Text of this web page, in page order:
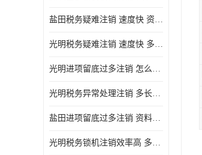
盐田税务疑难注销 速度快 资料清单 光明公司正常清算注销批发
光明税务疑难注销 速度快 多长时间处理好 沙井公司不经营了注销厂家批发
光明进项留底过多注销 怎么配合 多长时间弄好 深圳公司关门注销公司
光明税务异常处理注销 多长时间弄好 要什么资料 罗湖公司倒闭注销时间多久
盐田进项留底过多注销 资料清单 速度快 华强北公司注销厂家电话
光明税务锁机注销效率高 多久办好 大鹏公司不经营了注销厂家电话